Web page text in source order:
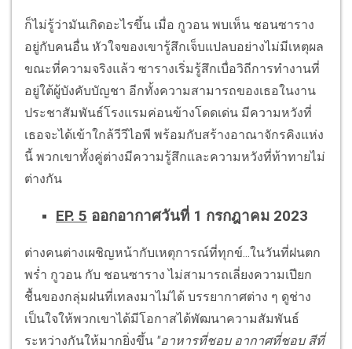
ก็ไม่รู้ว่ามันเกิดอะไรขึ้น เมื่อ กูวอน พบเห็น ชอนซาราง
อยู่กับคนอื่น หัวใจของเขารู้สึกเจ็บแปลบอย่างไม่มีเหตุผล
ขณะที่ความจริงแล้ว ซารางเริ่มรู้สึกเบื่อวิถีการทำงานที่
อยู่ใต้ผู้บังคับบัญชา อีกทั้งความสามารถของเธอในงาน
ประชาสัมพันธ์โรงแรมค่อนข้างโดดเด่น มีความหวังที่
เธอจะได้เข้าใกล้วีวีไอพี พร้อมกับสร้างอาณาจักรคิงแห่ง
นี้ พวกเขาทั้งคู่ต่างมีความรู้สึกและความหวังที่ท้าทายไม่
ต่างกัน
EP. 5 ออกอากาศวันที่ 1 กรกฎาคม 2023
ต่างคนต่างเผชิญหน้ากับเหตุการณ์ที่ทุกข์...ในวันที่ฝนตก
พร่ำ กูวอน กับ ชอนซาราง ไม่สามารถเลี่ยงความเปียก
ชื้นของกลุ่มฝนที่เทลงมาไม่ได้ บรรยากาศต่าง ๆ ดูช่าง
เป็นใจให้พวกเขาได้มีโอกาสได้พัฒนาความสัมพันธ์
ระหว่างกันให้มากยิ่งขึ้น "อาหารที่ชอบ อากาศที่ชอบ สีที่